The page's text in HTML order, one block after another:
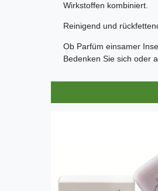
Wirkstoffen kombiniert.
Reinigend und
Ob Parfüm einsamer
Bedenken Sie sich oder